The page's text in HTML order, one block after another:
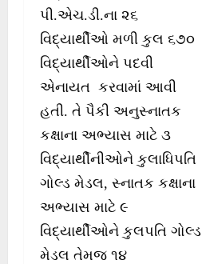
પી.એચ.ડી.ના ૨૬
વિદ્યાર્થીઓ મળી કુલ ૬૭૦
વિદ્યાર્થીઓને પદવી
એનાયત કરવામાં આવી
હતી. તે પૈકી અનુસ્નાતક
કક્ષાના અભ્યાસ માટે ૩
વિદ્યાર્થીનીઓને કુલાધિપતિ
ગોલ્ડ મેડલ, સ્નાતક કક્ષાના
અભ્યાસ માટે ૯
વિદ્યાર્થીઓને કુલપતિ ગોલ્ડ
મેડલ તેમજ ૧૪